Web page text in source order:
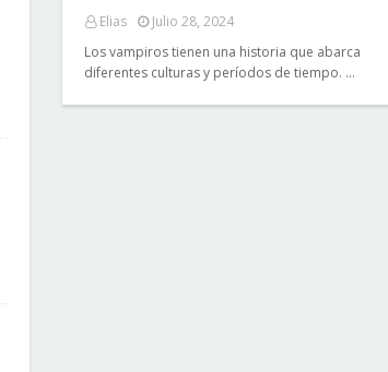
Elias
Julio 28, 2024
Los vampiros tienen una historia que abarca
diferentes culturas y períodos de tiempo. …